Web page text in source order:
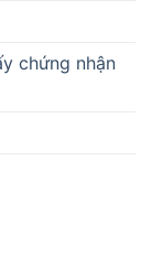
chứng nhận